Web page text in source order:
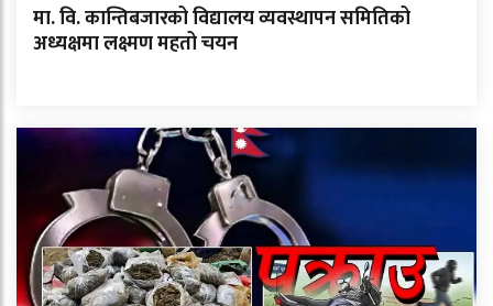
मा. वि. कान्तिबजारको विद्यालय व्यवस्थापन समितिको
अध्यक्षमा लक्ष्मण महतो चयन